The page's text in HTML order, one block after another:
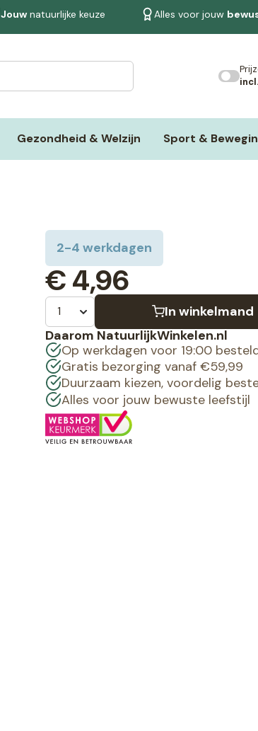
Jouwnatuurlijke keuze Alles voor jouw
Gezondheid & Welzijn Sport &
Bekijk
2-4 werkdagen
€4,96
In winkelmand
Daarom NatuurlijkWinkelen.nl
Op werkdagen voor 19:00
Gratis bezorging vanaf €59,99
Duurzaam kiezen, voordelig
Alles voor jouw bewuste leefstijl